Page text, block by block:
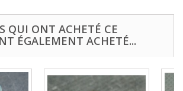
QUI ONT ACHETÉ CE
ÉGALEMENT ACHETÉ...